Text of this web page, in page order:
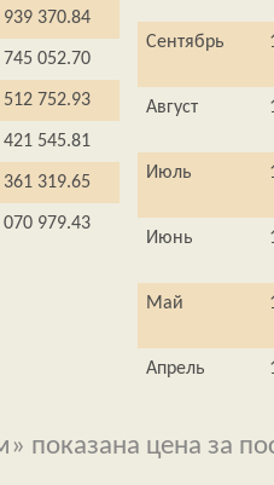
939 370.84
745 052.70
512 752.93
421 545.81
361 319.65
070 979.43
Сентябрь
Август
Июль
Июнь
Май
Апрель
показана цена за